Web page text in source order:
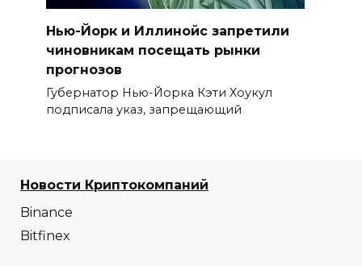
Нью-Йорк и Иллинойс запретили
чиновникам посещать рынки
прогнозов
Губернатор Нью-Йорка Кэти Хоукул
подписала указ, запрещающий
Новости Криптокомпаний
Binance
Bitfinex